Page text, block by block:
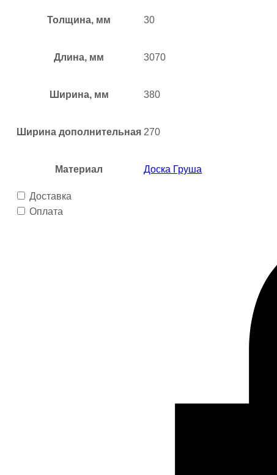
Толщина, мм 30
Длина, мм 3070
Ширина, мм 380
Ширина дополнительная 270
Материал Доска Груша
Доставка
Оплата